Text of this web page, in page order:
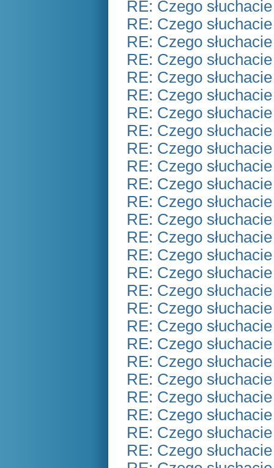
RE: Czego
RE: Czego
RE: Czego
RE: Czego
RE: Czego
RE: Czego
RE: Czego
RE: Czego
RE: Czego
RE: Czego
RE: Czego
RE: Czego
RE: Czego
RE: Czego
RE: Czego
RE: Czego
RE: Czego
RE: Czego
RE: Czego
RE: Czego
RE: Czego
RE: Czego
RE: Czego
RE: Czego
RE: Czego
RE: Czego